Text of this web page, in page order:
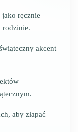
jako ręcznie
rodzinie.
akcent
aby złapać